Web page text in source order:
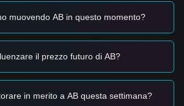
muovendo AB in questo momento?
il prezzo futuro di AB?
in merito a AB questa settimana?